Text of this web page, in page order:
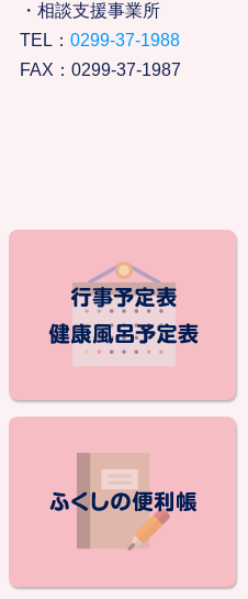
・相談支援事業所
TEL： 0299-37-1988
FAX：0299-37-1987